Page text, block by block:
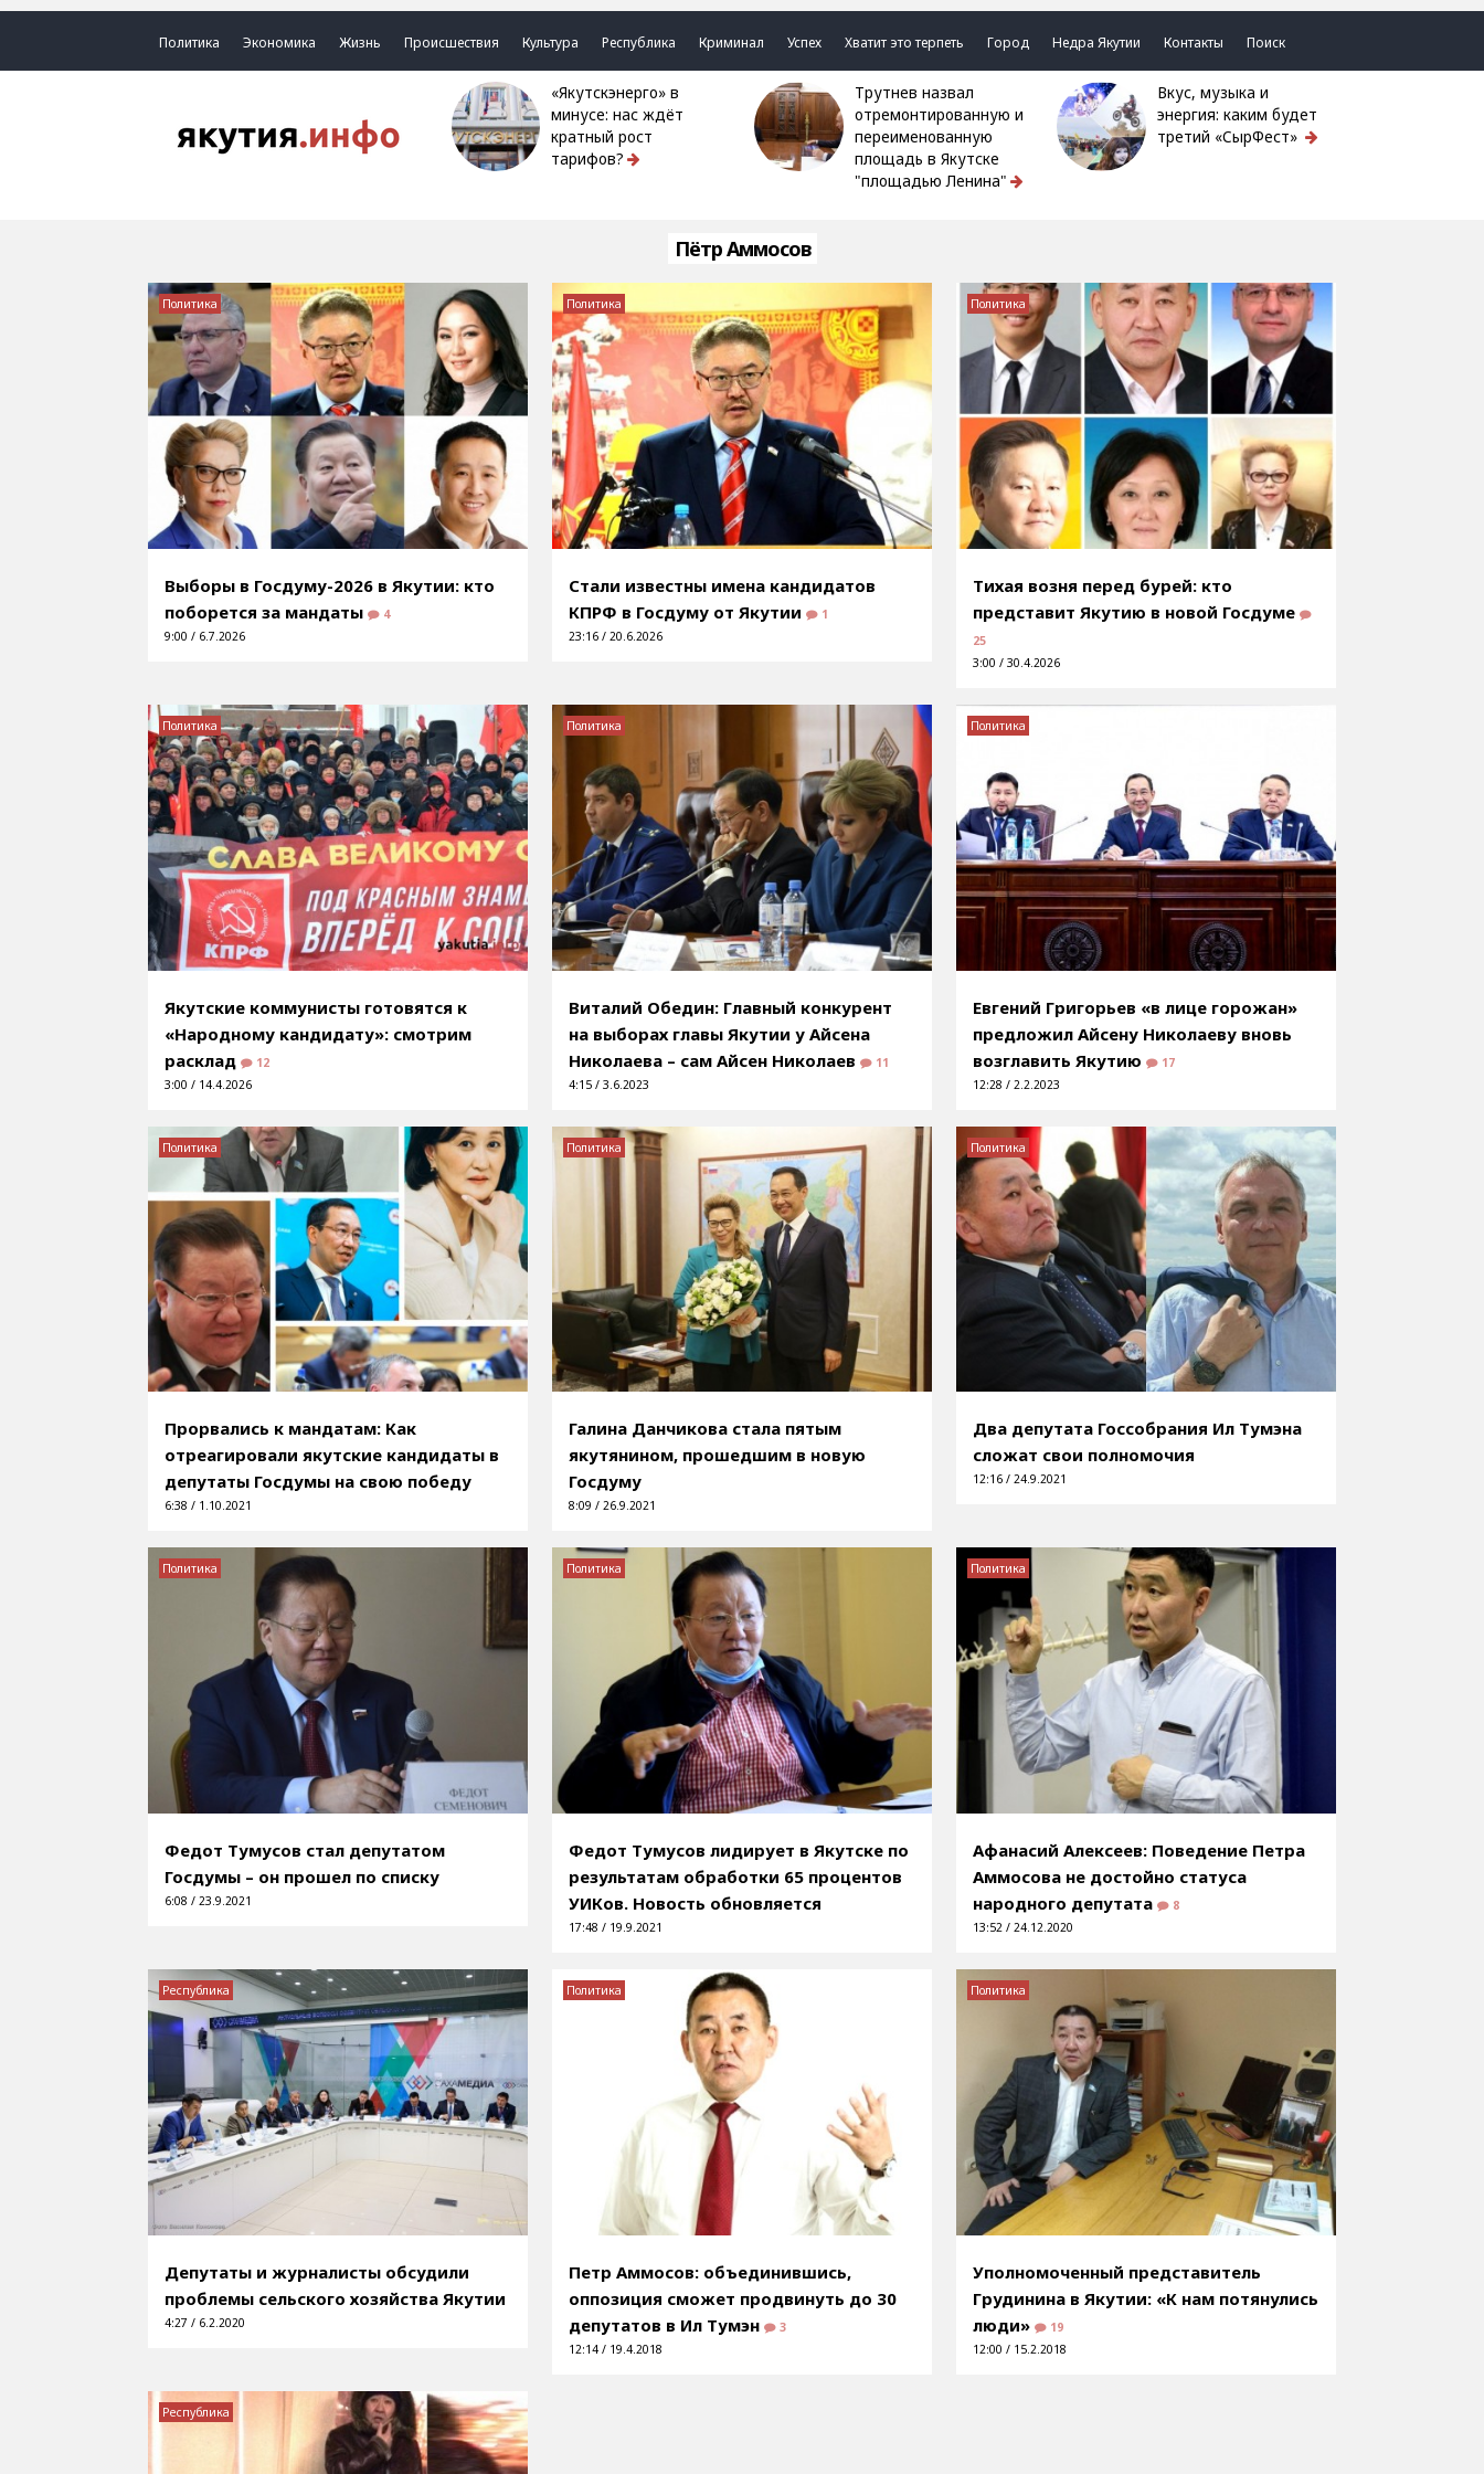
Политика Экономика Жизнь Происшествия Культура Республика Криминал Успех Хватит это терпеть Город Недра Якутии Контакты Поиск
«Якутскэнерго» в
минусе: нас ждёт
кратный рост
тарифов?
Трутнев назвал
отремонтированную и
переименованную
площадь в Якутске
"площадью Ленина"
Вкус, музыка и
энергия: каким будет
третий «СырФест»
Пётр Аммосов
Выборы в Госдуму-2026 в Якутии: кто
поборется за мандаты
4
9:00 / 6.7.2026
Политика
Стали известны имена кандидатов
КПРФ в Госдуму от Якутии
1
23:16 / 20.6.2026
Политика
Тихая возня перед бурей: кто
представит Якутию в новой Госдуме
25
3:00 / 30.4.2026
Политика
Якутские коммунисты готовятся к
«Народному кандидату»: смотрим
расклад
12
3:00 / 14.4.2026
Политика
Виталий Обедин: Главный конкурент
на выборах главы Якутии у Айсена
Николаева – сам Айсен Николаев
11
4:15 / 3.6.2023
Политика
Евгений Григорьев «в лице горожан»
предложил Айсену Николаеву вновь
возглавить Якутию
17
12:28 / 2.2.2023
Политика
Прорвались к мандатам: Как
отреагировали якутские кандидаты в
депутаты Госдумы на свою победу
6:38 / 1.10.2021
Политика
Галина Данчикова стала пятым
якутянином, прошедшим в новую
Госдуму
8:09 / 26.9.2021
Политика
Два депутата Госсобрания Ил Тумэна
сложат свои полномочия
12:16 / 24.9.2021
Политика
Федот Тумусов стал депутатом
Госдумы – он прошел по списку
6:08 / 23.9.2021
Политика
Федот Тумусов лидирует в Якутске по
результатам обработки 65 процентов
УИКов. Новость обновляется
17:48 / 19.9.2021
Политика
Афанасий Алексеев: Поведение Петра
Аммосова не достойно статуса
народного депутата
8
13:52 / 24.12.2020
Политика
Депутаты и журналисты обсудили
проблемы сельского хозяйства Якутии
4:27 / 6.2.2020
Республика
Петр Аммосов: объединившись,
оппозиция сможет продвинуть до 30
депутатов в Ил Тумэн
3
12:14 / 19.4.2018
Политика
Уполномоченный представитель
Грудинина в Якутии: «К нам потянулись
люди»
19
12:00 / 15.2.2018
Политика
Республика